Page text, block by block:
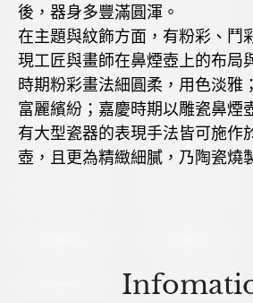
後，器身多豐滿圓渾。
在主題與紋飾方面，有粉彩、鬥
現工匠與畫師在鼻煙壺上的布局
時期粉彩畫法細圓柔，用色淡雅
富麗繽紛；嘉慶時期以雕瓷鼻煙
有大型瓷器的表現手法皆可施作
壺，且更為精緻細膩，乃陶瓷燒